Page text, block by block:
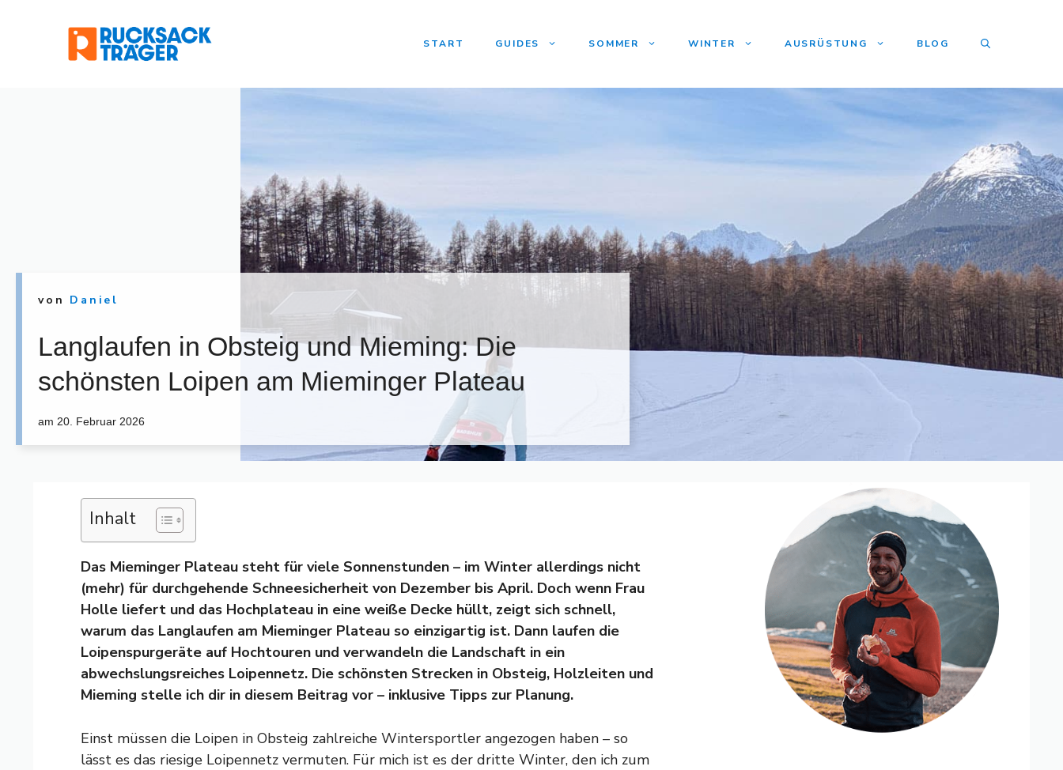
START GUIDES SOMMER WINTER AUSRÜSTUNG BLOG
von Daniel
Langlaufen in Obsteig und Mieming: Die
schönsten Loipen am Mieminger Plateau
am 20. Februar 2026
Inhalt
Das Mieminger Plateau steht für viele Sonnenstunden – im Winter allerdings nicht
(mehr) für durchgehende Schneesicherheit von Dezember bis April. Doch wenn Frau
Holle liefert und das Hochplateau in eine weiße Decke hüllt, zeigt sich schnell,
warum das Langlaufen am Mieminger Plateau so einzigartig ist. Dann laufen die
Loipenspurgeräte auf Hochtouren und verwandeln die Landschaft in ein
abwechslungsreiches Loipennetz. Die schönsten Strecken in Obsteig, Holzleiten und
Mieming stelle ich dir in diesem Beitrag vor – inklusive Tipps zur Planung.
Einst müssen die Loipen in Obsteig zahlreiche Wintersportler angezogen haben – so
lässt es das riesige Loipennetz vermuten. Für mich ist es der dritte Winter, den ich zum